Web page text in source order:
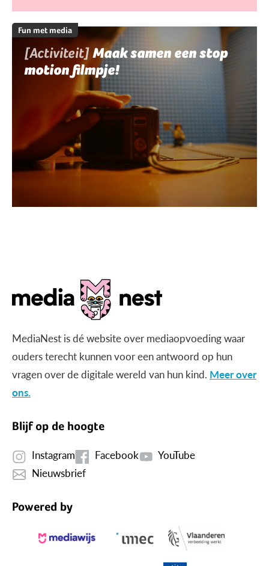
Fun met media
[Activiteit]Maak samen een stop
motion filmpje!
MediaNest is dé website over mediaopvoeding waar
ouders terecht kunnen voor een antwoord op hun
vragen over de digitale wereld van hun kind. Meer over
ons.
Blijf op de hoogte
Instagram Facebook
YouTube
Nieuwsbrief
Powered by